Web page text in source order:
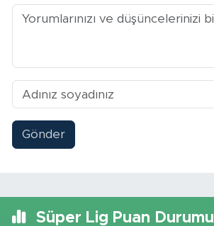
Gönder
Süper Lig Puan Durumu